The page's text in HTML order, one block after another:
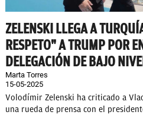
ZELENSKI LLEGA A
RESPETO" A TRUMP POR
DELEGACIÓN DE BAJO
Marta Torres
15-05-2025
Volodímir Zelenski ha criticado a
una rueda de prensa con el